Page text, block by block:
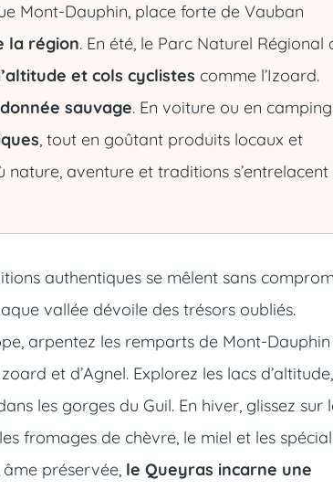
Mont-Dauphin, place forte de Vauban
la région. En été, le Parc Naturel Régional
et cols cyclistes comme l’Izoard.
sauvage. En voiture ou en
, tout en goûtant produits locaux et
aventure et traditions s’entrelacent
authentiques se mêlent sans
vallée dévoile des trésors oubliés.
arpentez les remparts de Mont-Dauphin
et d’Agnel. Explorez les lacs
les gorges du Guil. En hiver, glissez sur
fromages de chèvre, le miel et les
préservée, le Queyras incarne une